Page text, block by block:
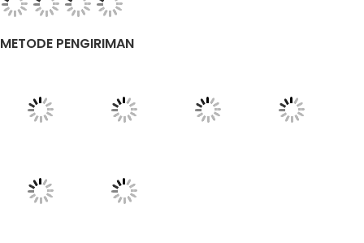
METODE PENGIRIMAN